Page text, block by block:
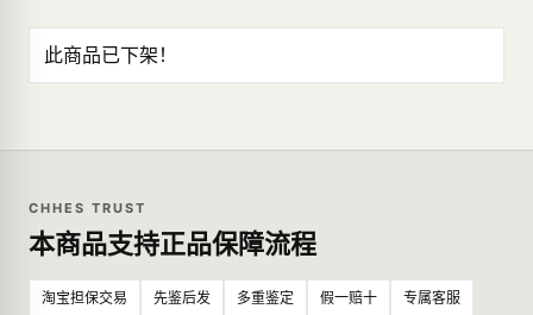
此商品已下架！
CHHES TRUST
本商品支持正品保障流程
淘宝担保交易 先鉴后发 多重鉴定 假一赔十 专属客服